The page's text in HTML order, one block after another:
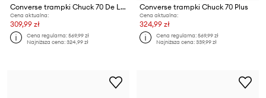
Converse trampki Chuck 70 De Luxe Squared HI
Cena aktualna:
309,99 zł
Cena regularna:569,99 zł
Najniższa cena:324,99 zł
Converse trampki Chuck 70 Plus
Cena aktualna:
324,99 zł
Cena regularna:569,99 zł
Najniższa cena:339,99 zł